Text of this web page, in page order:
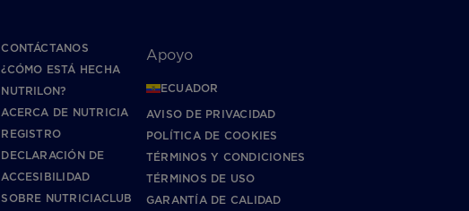
CONTÁCTANOS
¿CÓMO ESTÁ HECHA
NUTRILON?
ACERCA DE NUTRICIA
REGISTRO
DECLARACIÓN DE
ACCESIBILIDAD
SOBRE NUTRICIACLUB
Apoyo
ECUADOR
AVISO DE PRIVACIDAD
POLÍTICA DE COOKIES
TÉRMINOS Y CONDICIONES
TÉRMINOS DE USO
GARANTÍA DE CALIDAD